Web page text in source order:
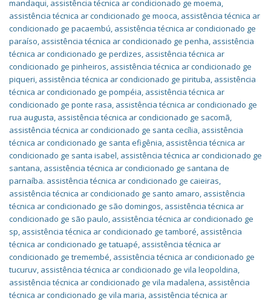
mandaqui, assistência técnica ar condicionado ge moema,
assistência técnica ar condicionado ge mooca, assistência técnica ar
condicionado ge pacaembú, assistência técnica ar condicionado ge
paraíso, assistência técnica ar condicionado ge penha, assistência
técnica ar condicionado ge perdizes, assistência técnica ar
condicionado ge pinheiros, assistência técnica ar condicionado ge
piqueri, assistência técnica ar condicionado ge pirituba, assistência
técnica ar condicionado ge pompéia, assistência técnica ar
condicionado ge ponte rasa, assistência técnica ar condicionado ge
rua augusta, assistência técnica ar condicionado ge sacomã,
assistência técnica ar condicionado ge santa cecília, assistência
técnica ar condicionado ge santa efigênia, assistência técnica ar
condicionado ge santa isabel, assistência técnica ar condicionado ge
santana, assistência técnica ar condicionado ge santana de
parnaíba. assistência técnica ar condicionado ge caieiras,
assistência técnica ar condicionado ge santo amaro, assistência
técnica ar condicionado ge são domingos, assistência técnica ar
condicionado ge são paulo, assistência técnica ar condicionado ge
sp, assistência técnica ar condicionado ge tamboré, assistência
técnica ar condicionado ge tatuapé, assistência técnica ar
condicionado ge tremembé, assistência técnica ar condicionado ge
tucuruv, assistência técnica ar condicionado ge vila leopoldina,
assistência técnica ar condicionado ge vila madalena, assistência
técnica ar condicionado ge vila maria, assistência técnica ar